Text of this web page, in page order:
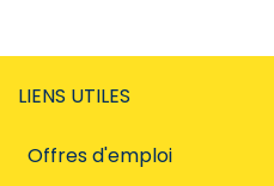
LIENS UTILES
Offres d'emploi